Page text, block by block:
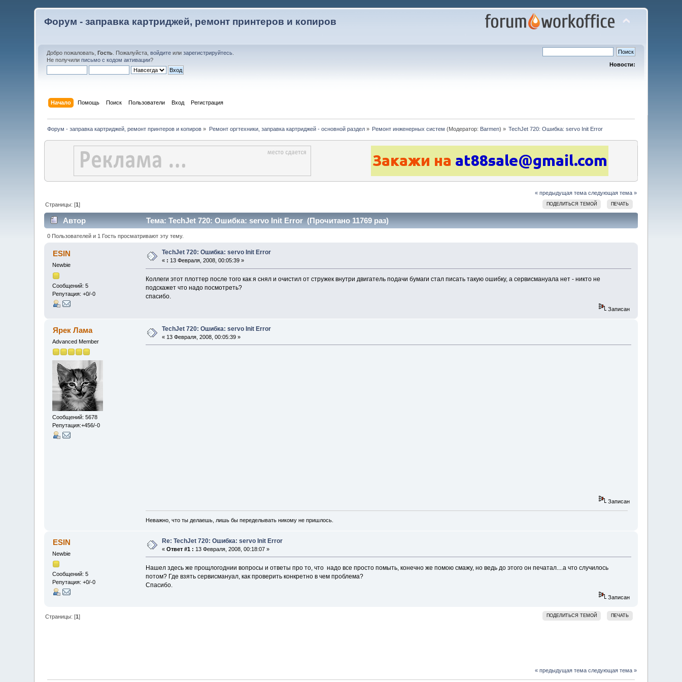
Форум - заправка картриджей, ремонт принтеров и копиров
Добро пожаловать,Гость . Пожалуйста,войдите илизарегистрируйтесь
Не получилиписьмо с кодом активации?
Новости:
Начало Помощь Поиск Пользователи Вход Регистрация
Форум - заправка картриджей, ремонт принтеров и копиров » Ремонт оргтехники, заправка картриджей - основной раздел» Ремонт инженерных систем (Модератор: Barmen) » TechJet 720: Ошибка: servo Init Error
« предыдущая тема следующая тема »
ПОДЕЛИТЬСЯ ТЕМОЙ ПЕЧАТЬ
Страницы: [1]
Автор Тема: TechJet 720: Ошибка: servo Init Error (Прочитано 11769 раз)
0 Пользователей и 1 Гость просматривают эту тему.
ESIN
Newbie
Сообщений: 5
Репутация: +0/-0
TechJet 720: Ошибка: servo Init Error
« : 13 Февраля, 2008, 00:05:39 »
Коллеги этот плоттер после того как я снял и очистил от стружек внутри двигатель подачи бумаги стал писать такую ошибку, а сервисмануала нет - никто не
подскажет что надо посмотреть?
спасибо.
Записан
Ярек Лама
Advanced Member
Сообщений: 5678
Репутация:+456/-0
TechJet 720: Ошибка: servo Init Error
« 13 Февраля, 2008, 00:05:39 »
Записан
Неважно, что ты делаешь, лишь бы переделывать никому не пришлось.
ESIN
Newbie
Сообщений: 5
Репутация: +0/-0
Re: TechJet 720: Ошибка: servo Init Error
«Ответ #1 : 13 Февраля, 2008, 00:18:07 »
Нашел здесь же прощлогоднии вопросы и ответы про то, что надо все просто помыть, конечно же помою смажу, но ведь до этого он печатал....а что случилось
потом? Где взять сервисмануал, как проверить конкретно в чем проблема?
Спасибо.
Записан
ПОДЕЛИТЬСЯ ТЕМОЙ ПЕЧАТЬ
Страницы: [1]
« предыдущая тема следующая тема »